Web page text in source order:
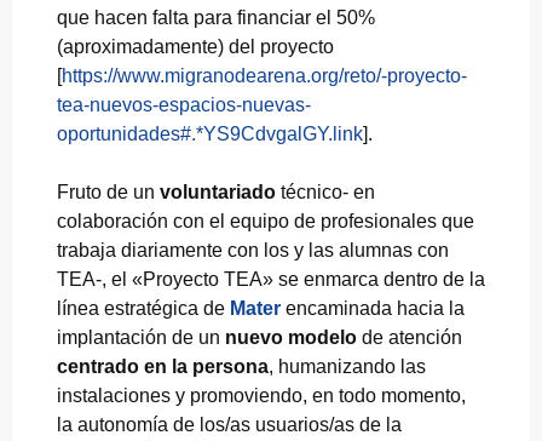
que hacen falta para financiar el 50%
(aproximadamente) del proyecto
[https://www.migranodearena.org/reto/-proyecto-
tea-nuevos-espacios-nuevas-
oportunidades#.*YS9CdvgalGY.link].
Fruto de un voluntariado técnico- en
colaboración con el equipo de profesionales que
trabaja diariamente con los y las alumnas con
TEA-, el «Proyecto TEA» se enmarca dentro de la
línea estratégica de Mater encaminada hacia la
implantación de un nuevo modelo de atención
centrado en la persona, humanizando las
instalaciones y promoviendo, en todo momento,
la autonomía de los/as usuarios/as de la